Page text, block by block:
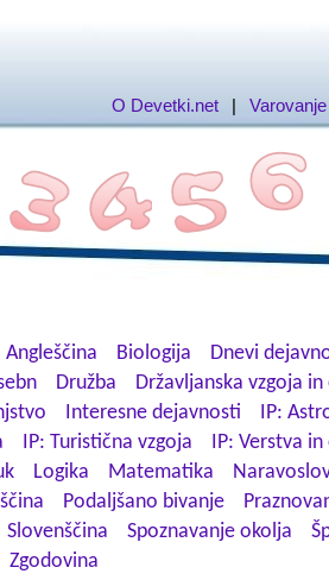
O Devetki.net |
Angleščina Biologija
Dnevi
Družba Državljanska vzgoja in
Interesne dejavnosti
IP:
IP: Turistična vzgoja IP: Verstva in
Logika Matematika
Podaljšano bivanje
Slovenščina Spoznavanje okolja
Zgodovina